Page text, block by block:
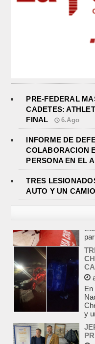
PRE-FEDERAL
CADETES:
FINAL
6.Ago
INFORME DE
COLABORACION
PERSONA EN EL
TRES
AUTO Y UN
En
y